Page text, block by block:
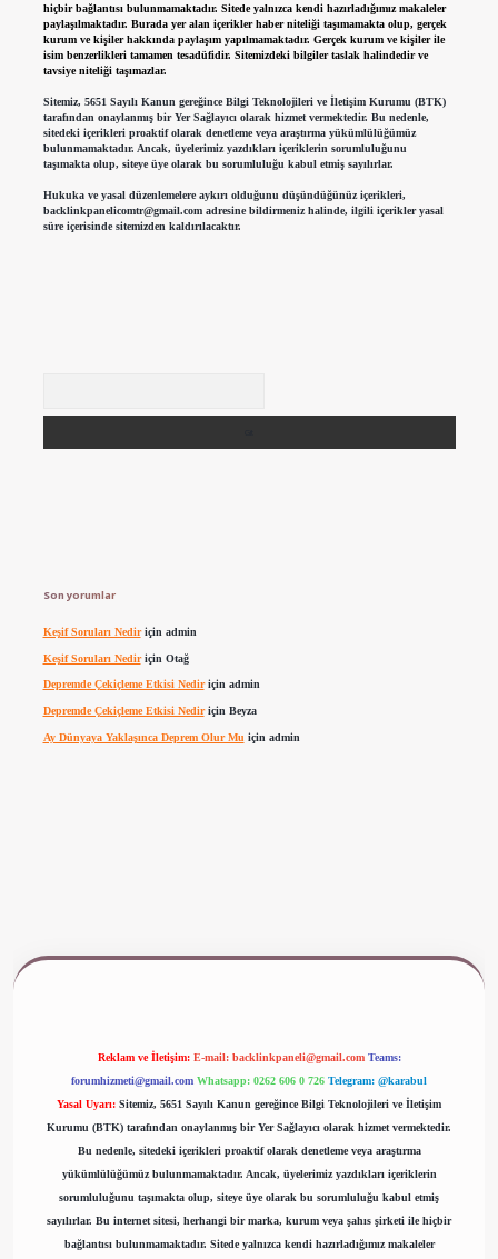
hiçbir bağlantısı bulunmamaktadır. Sitede yalnızca kendi hazırladığımız makaleler
paylaşılmaktadır. Burada yer alan içerikler haber niteliği taşımamakta olup, gerçek
kurum ve kişiler hakkında paylaşım yapılmamaktadır. Gerçek kurum ve kişiler ile
isim benzerlikleri tamamen tesadüfidir. Sitemizdeki bilgiler taslak halindedir ve
tavsiye niteliği taşımazlar.
Sitemiz, 5651 Sayılı Kanun gereğince Bilgi Teknolojileri ve İletişim Kurumu (BTK)
tarafından onaylanmış bir Yer Sağlayıcı olarak hizmet vermektedir. Bu nedenle,
sitedeki içerikleri proaktif olarak denetleme veya araştırma yükümlülüğümüz
bulunmamaktadır. Ancak, üyelerimiz yazdıkları içeriklerin sorumluluğunu
taşımakta olup, siteye üye olarak bu sorumluluğu kabul etmiş sayılırlar.
Hukuka ve yasal düzenlemelere aykırı olduğunu düşündüğünüz içerikleri,
backlinkpanelicomtr@gmail.comadresine bildirmeniz halinde, ilgili içerikler yasal
süre içerisinde sitemizden kaldırılacaktır.
Son yorumlar
Keşif Soruları Nediriçin admin
Keşif Soruları Nediriçin Otağ
Depremde Çekiçleme Etkisi Nediriçin admin
Depremde Çekiçleme Etkisi Nediriçin Beyza
Ay Dünyaya Yaklaşınca Deprem Olur Mu için admin
Reklam ve İletişim: E-mail: backlinkpaneli@gmail.com Teams:
forumhizmeti@gmail.com Whatsapp: 0262 606 0 726 Telegram: @karabul
Yasal Uyarı: Sitemiz, 5651 Sayılı Kanun gereğince Bilgi Teknolojileri ve İletişim
Kurumu (BTK) tarafından onaylanmış bir Yer Sağlayıcı olarak hizmet vermektedir.
Bu nedenle, sitedeki içerikleri proaktif olarak denetleme veya araştırma
yükümlülüğümüz bulunmamaktadır. Ancak, üyelerimiz yazdıkları içeriklerin
sorumluluğunu taşımakta olup, siteye üye olarak bu sorumluluğu kabul etmiş
sayılırlar. Bu internet sitesi, herhangi bir marka, kurum veya şahıs şirketi ile hiçbir
bağlantısı bulunmamaktadır. Sitede yalnızca kendi hazırladığımız makaleler